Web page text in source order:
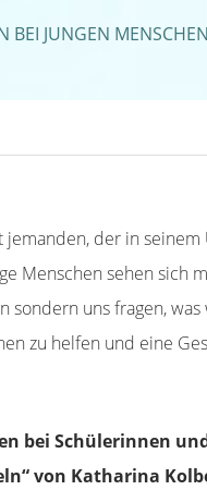
BEI JUNGEN
jemanden, der in
Menschen sehen sich
sondern uns fragen,
zu helfen und eine
bei Schülerinnen
von Katharina